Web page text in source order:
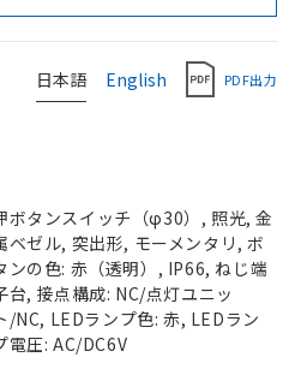
日本語 English PDF出力
ボタンスイッチ（φ30）, 照光, 金
ベゼル, 突出形, モーメンタリ, ボ
ンの色: 赤（透明）, IP66, ねじ端
台, 接点構成: NC/点灯ユニッ
/NC, LEDランプ色: 赤, LEDラン
電圧: AC/DC6V